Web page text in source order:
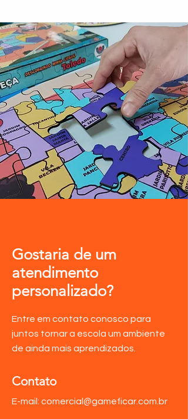
Gostaria de um
atendimento
personalizado?
Entre em contato conosco para
juntos tornar a escola um ambiente
de ainda mais aprendizados.
Contato
E-mail: comercial@gameficar.com.br